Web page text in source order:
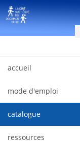
Saut au contenu
accueil
mode d'emploi
catalogue
ressources